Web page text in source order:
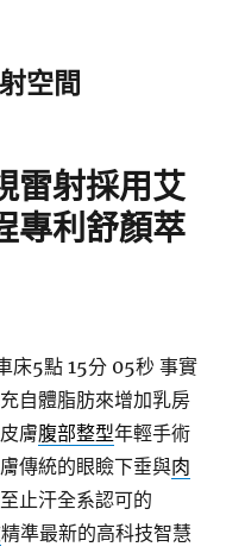
空間
雷射採用艾
專利舒顏萃
床5點 15分 05秒 事實
自體脂肪來增加乳房
膚腹部整型年輕手術
傳統的眼瞼下垂與肉
止汗全系認可的
精準最新的高科技智慧